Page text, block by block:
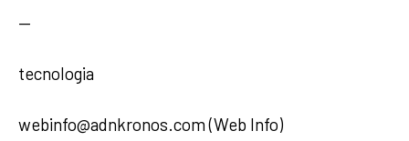
—
tecnologia
webinfo@adnkronos.com (Web Info)